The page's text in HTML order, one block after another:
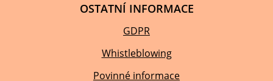
OSTATNÍ INFORMACE
GDPR
Whistleblowing
Povinné informace